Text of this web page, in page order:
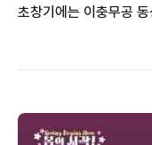
초창기에는 이충무공
제를 개최하기 시작하
행사와 더불어 문화예